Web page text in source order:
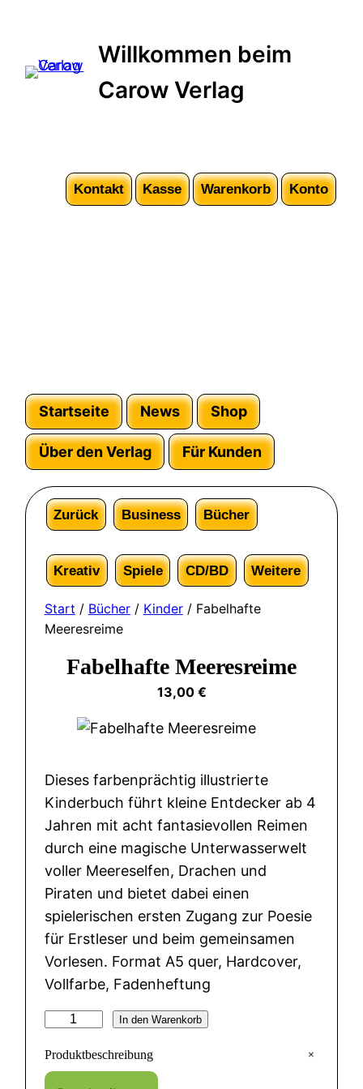
Willkommen beim
Carow Verlag
Kontakt Kasse Warenkorb Konto
Startseite News Shop
Über den Verlag Für Kunden
Zurück Business Bücher
Kreativ Spiele CD/BD Weitere
Start / Bücher/ Kinder/ Fabelhafte
Meeresreime
Fabelhafte Meeresreime
13,00 €
Dieses farbenprächtig illustrierte
Kinderbuch führt kleine Entdecker ab 4
Jahren mit acht fantasievollen Reimen
durch eine magische Unterwasserwelt
voller Meereselfen, Drachen und
Piraten und bietet dabei einen
spielerischen ersten Zugang zur Poesie
für Erstleser und beim gemeinsamen
Vorlesen. Format A5 quer, Hardcover,
Vollfarbe, Fadenheftung
In den Warenkorb
Produktbeschreibung +